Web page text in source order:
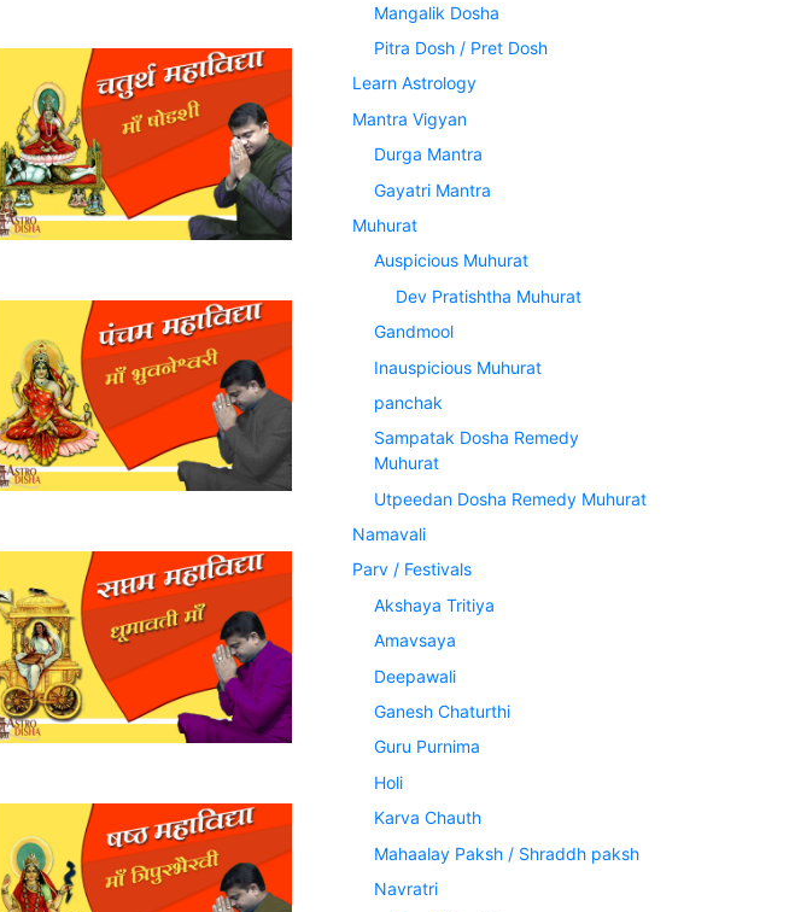
Mangalik Dosha
Pitra Dosh / Pret Dosh
Learn Astrology
Mantra Vigyan
Durga Mantra
Gayatri Mantra
Muhurat
Auspicious Muhurat
Dev Pratishtha Muhurat
Gandmool
Inauspicious Muhurat
panchak
Sampatak Dosha Remedy
Muhurat
Utpeedan Dosha Remedy Muhurat
Namavali
Parv / Festivals
Akshaya Tritiya
Amavsaya
Deepawali
Ganesh Chaturthi
Guru Purnima
Holi
Karva Chauth
Mahaalay Paksh / Shraddh paksh
Navratri